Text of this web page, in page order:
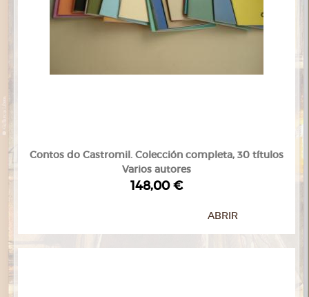
Contos do Castromil. Colección completa, 30 títulos
Varios autores
148,00 €
ABRIR